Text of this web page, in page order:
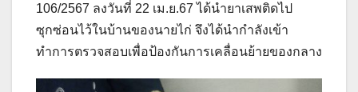
106/2567 ลงวันที่ 22 เม.ย.67 ได้นำยาเสพติดไป
ซุกซ่อนไว้ในบ้านของนายไก่ จึงได้นำกำลังเข้า
ทำการตรวจสอบเพื่อป้องกันการเคลื่อนย้ายของกลาง